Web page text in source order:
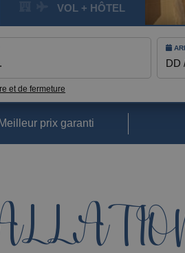
VOL + HÔTEL
& Waterpark Polynesian Lodge Resort
Gardens
DD
et de fermeture
Meilleur prix garanti